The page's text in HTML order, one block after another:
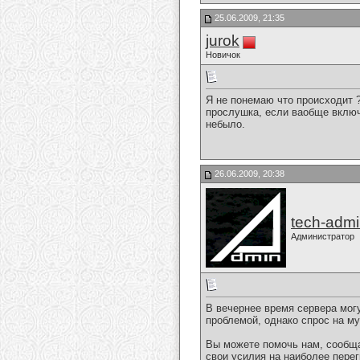
25.06.2009, 21:35
jurok
Новичок
Я не понемаю что происходит
прослушка, если ваобще
небыло.
26.06.2009, 20:38
tech-
Администратор
В вечернее время сервера
проблемой, однако спрос на
Вы можете помочь нам,
свои усилия на наиболее